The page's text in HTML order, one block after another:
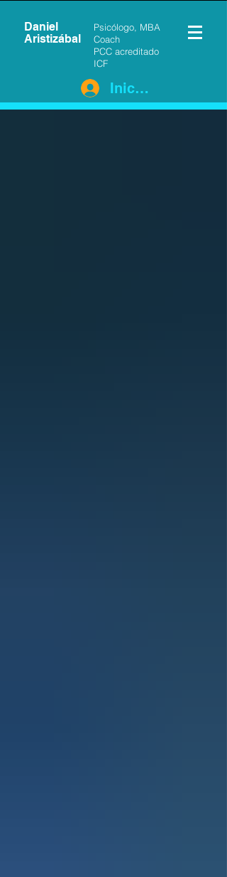
Daniel
Aristizábal
Psicólogo, MBA
Coach
PCC acreditado
ICF
Iniciar sesión